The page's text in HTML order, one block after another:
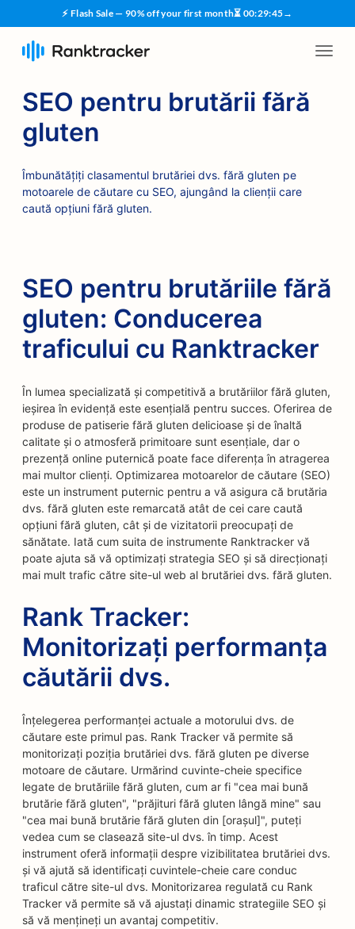
⚡ Flash Sale — 90% off your first month⏳ 00:29:45→
SEO pentru brutării fără
gluten
Îmbunătățiți clasamentul brutăriei dvs. fără gluten pe
motoarele de căutare cu SEO, ajungând la clienții care
caută opțiuni fără gluten.
SEO pentru brutăriile fără
gluten: Conducerea
traficului cu Ranktracker
În lumea specializată și competitivă a brutăriilor fără gluten,
ieșirea în evidență este esențială pentru succes. Oferirea de
produse de patiserie fără gluten delicioase și de înaltă
calitate și o atmosferă primitoare sunt esențiale, dar o
prezență online puternică poate face diferența în atragerea
mai multor clienți. Optimizarea motoarelor de căutare (SEO)
este un instrument puternic pentru a vă asigura că brutăria
dvs. fără gluten este remarcată atât de cei care caută
opțiuni fără gluten, cât și de vizitatorii preocupați de
sănătate. Iată cum suita de instrumente Ranktracker vă
poate ajuta să vă optimizați strategia SEO și să direcționați
mai mult trafic către site-ul web al brutăriei dvs. fără gluten.
Rank Tracker:
Monitorizați performanța
căutării dvs.
Înțelegerea performanței actuale a motorului dvs. de
căutare este primul pas. Rank Tracker vă permite să
monitorizați poziția brutăriei dvs. fără gluten pe diverse
motoare de căutare. Urmărind cuvinte-cheie specifice
legate de brutăriile fără gluten, cum ar fi "cea mai bună
brutărie fără gluten", "prăjituri fără gluten lângă mine" sau
"cea mai bună brutărie fără gluten din [orașul]", puteți
vedea cum se clasează site-ul dvs. în timp. Acest
instrument oferă informații despre vizibilitatea brutăriei dvs.
și vă ajută să identificați cuvintele-cheie care conduc
traficul către site-ul dvs. Monitorizarea regulată cu Rank
Tracker vă permite să vă ajustați dinamic strategiile SEO și
să vă mențineți un avantaj competitiv.